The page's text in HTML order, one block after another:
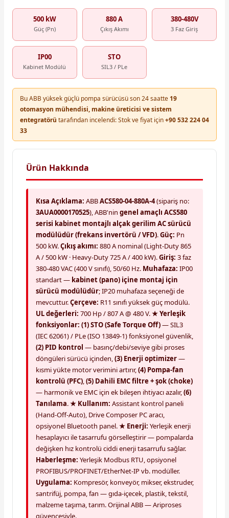
500 kW
Güç (Pn)
880 A
Çıkış Akımı
380-480V
3 Faz Giriş
IP00
Kabinet Modülü
STO
SIL3 / PLe
Bu ABB yüksek güçlü pompa sürücüsü son 24 saatte 19
otomasyon mühendisi, makine üreticisi ve sistem
entegratörü tarafından incelendi: Stok ve fiyat için+90 532 224 04
33
Ürün Hakkında
Kısa Açıklama: ABBACS580-04-880A-4(sipariş no:
3AUA0000170525), ABB'nin genel amaçlı ACS580
serisi kabinet montajlı alçak gerilim AC sürücü
modülüdür (frekans invertörü / VFD).Güç: Pn
500 kW.Çıkış akımı: 880 A nominal (Light-Duty 865
A / 500 kW · Heavy-Duty 725 A / 400 kW).Giriş: 3 faz
380-480 VAC (400 V sınıfı), 50/60 Hz. Muhafaza: IP00
standart — kabinet (pano) içine montaj için
sürücü modülüdür; IP20 muhafaza seçeneği de
mevcuttur.Çerçeve: R11 sınıfı yüksek güç modülü.
UL değerleri: 700 Hp / 807 A @ 480 V.★ Yerleşik
fonksiyonlar: (1) STO (Safe Torque Off)— SIL3
(IEC 62061) / PLe (ISO 13849-1) fonksiyonel güvenlik,
(2) PID kontrol — basınç/debi/seviye gibi proses
döngüleri sürücü içinden,(3) Enerji optimizer—
kısmi yükte motor verimini artırır,(4) Pompa-fan
kontrolü (PFC),(5) Dahili EMC filtre + şok (choke)
— harmonik ve EMC için ek bileşen ihtiyacı azalır,(6)
Tanılama.★ Kullanım: Assistant kontrol paneli
(Hand-Off-Auto), Drive Composer PC aracı,
opsiyonel Bluetooth panel.★ Enerji: Yerleşik enerji
hesaplayıcı ile tasarrufu görselleştirir — pompalarda
değişken hız kontrolü ciddi enerji tasarrufu sağlar.
Haberleşme: Yerleşik Modbus RTU, opsiyonel
PROFIBUS/PROFINET/EtherNet-IP vb. modüller.
Uygulama: Kompresör, konveyör, mikser, ekstruder,
santrifüj, pompa, fan — gıda-içecek, plastik, tekstil,
malzeme taşıma, tarım. Orijinal ABB — Ariproses
güvencesiyle.